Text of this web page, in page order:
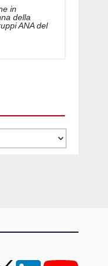
in
della
ANA del